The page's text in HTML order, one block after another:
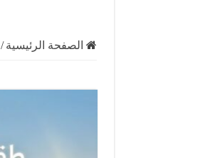
الصفحة الرئيسية /